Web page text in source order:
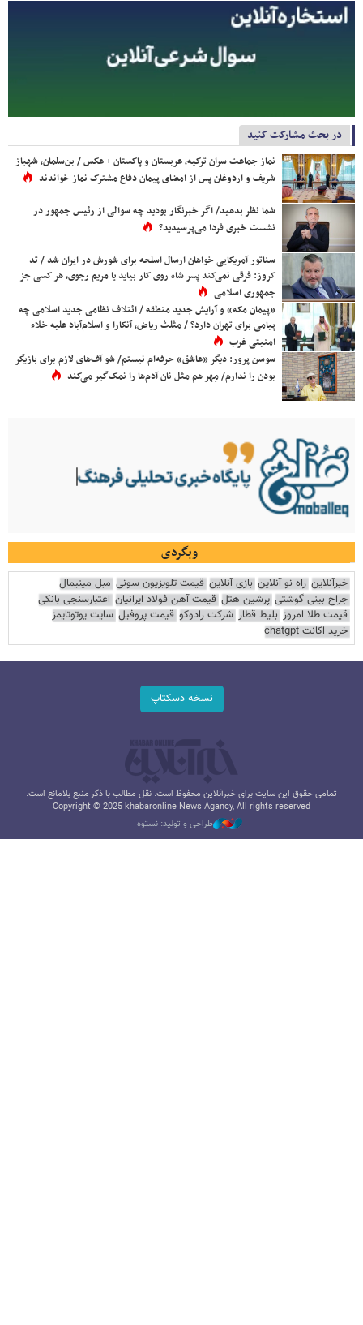
در بحث مشارکت کنید
نماز جماعت سران ترکیه، عربستان و پاکستان + عکس / بن‌سلمان، شهباز
شریف و اردوغان پس از امضای پیمان دفاع مشترک نماز خواندند
شما نظر بدهید/ اگر خبرنگار بودید چه سوالی از رئیس جمهور در
نشست خبری فردا می‌پرسیدید؟
سناتور آمریکایی خواهان ارسال اسلحه برای شورش در ایران شد / تد
کروز: فرقی نمی‌کند پسر شاه روی کار بیاید یا مریم رجوی، هر کسی جز
جمهوری اسلامی
«پیمان مکه» و آرایش جدید منطقه / ائتلاف نظامی جدید اسلامی چه
پیامی برای تهران دارد؟ / مثلث ریاض، آنکارا و اسلام‌آباد علیه خلاء
امنیتی غرب
سوسن پرور: دیگر «عاشق» حرفه‌ام نیستم/ شو آف‌های لازم برای بازیگر
بودن را ندارم/ مِهر هم مثل نان آدم‌ها را نمک‌گیر می‌کند
وبگردی
خبرآنلاین راه نو آنلاین بازی آنلاین قیمت تلویزیون سونی مبل مینیمال
جراح بینی گوشتی پرشین هتل قیمت آهن فولاد ایرانیان اعتبارسنجی بانکی
قیمت طلا امروز بلیط قطار شرکت رادوکو قیمت پروفیل سایت یوتوتایمز
خرید اکانت chatgpt
نسخه دسکتاپ
تمامی حقوق این سایت برای خبرآنلاین محفوظ است. نقل مطالب با ذکر منبع بلامانع است.
Copyright © 2025 khabaronline News Agancy, All rights reserved
طراحی و تولید: نستوه